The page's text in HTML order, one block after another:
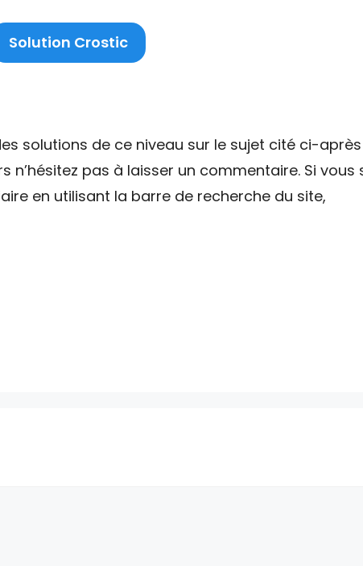
Solution Crostic
solutions de ce niveau sur le sujet cité ci-après
n’hésitez pas à laisser un commentaire. Si
en utilisant la barre de recherche du site,